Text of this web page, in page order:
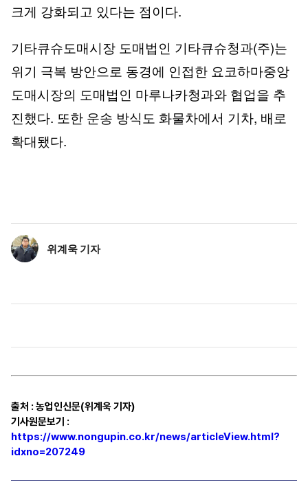
크게 강화되고 있다는 점이다.
기타큐슈도매시장 도매법인 기타큐슈청과(주)는
위기 극복 방안으로 동경에 인접한 요코하마중앙
도매시장의 도매법인 마루나카청과와 협업을 추
진했다. 또한 운송 방식도 화물차에서 기차, 배로
확대됐다.
위계욱 기자
출처 : 농업인신문(위계욱 기자)
기사원문보기 :
https://www.nongupin.co.kr/news/articleView.html?
idxno=207249